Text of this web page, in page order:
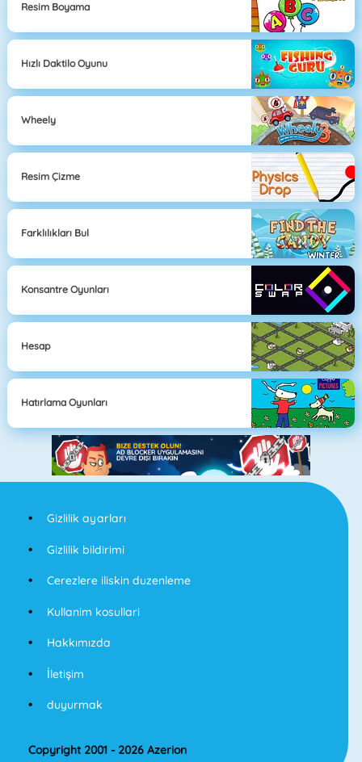
Resim Boyama
Hızlı Daktilo Oyunu
Wheely
Resim Çizme
Farklılıkları Bul
Konsantre Oyunları
Hesap
Hatırlama Oyunları
Gizlilik ayarları
Gizlilik bildirimi
Cerezlere iliskin duzenleme
Kullanim kosullari
Hakkımızda
İletişim
duyurmak
Copyright 2001 - 2026 Azerion